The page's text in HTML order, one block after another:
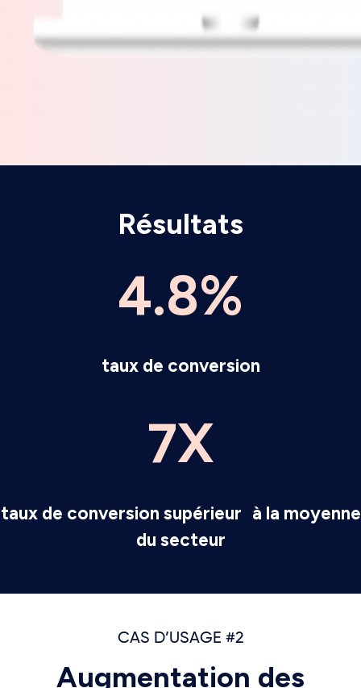
Résultats
4.8%
taux de conversion
7X
taux de conversion supérieur à la moyenne
du secteur
CAS D’USAGE #2
Augmentation des